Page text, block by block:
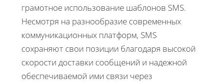
грамотное использование шаблонов SMS.
Несмотря на разнообразие современных
коммуникационных платформ, SMS
сохраняют свои позиции благодаря высокой
скорости доставки сообщений и надежной
обеспечиваемой ими связи через